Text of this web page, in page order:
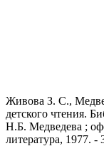
Живова З. С.,
детского чтения.
Н.Б. Медведева ;
литература, 1977. -